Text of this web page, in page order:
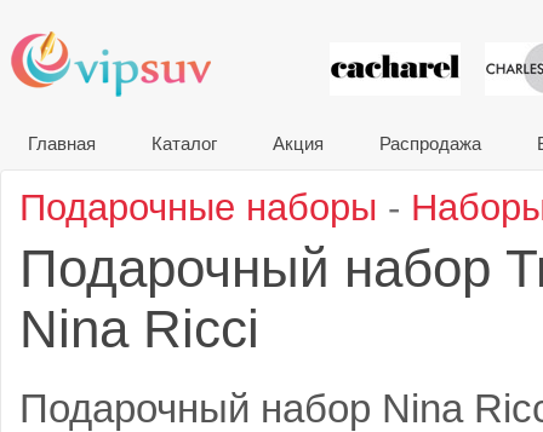
VIP
Главная Каталог Акция Распродажа
Подарочные наборы -
Подарочный набор
Nina Ricci
Подарочный набор Nina